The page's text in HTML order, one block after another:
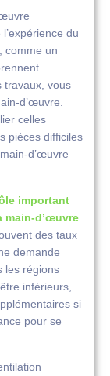
du
comme un
travaux, vous
d’œuvre.
celles
pièces difficiles
d’œuvre
important
main-d’œuvre
des taux
demande
les régions
inférieurs,
si
pour se